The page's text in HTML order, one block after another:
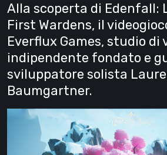
Alla scoperta di Edenfall:
First Wardens, il
Everflux Games, studio di
indipendente fondato e
sviluppatore solista
Baumgartner.